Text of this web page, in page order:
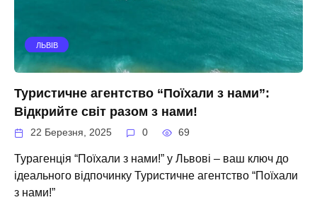
ЛЬВІВ
Туристичне агентство “Поїхали з нами”:
Відкрийте світ разом з нами!
22 Березня, 2025 0 69
Турагенція “Поїхали з нами!” у Львові – ваш ключ до
ідеального відпочинку Туристичне агентство “Поїхали
з нами!”